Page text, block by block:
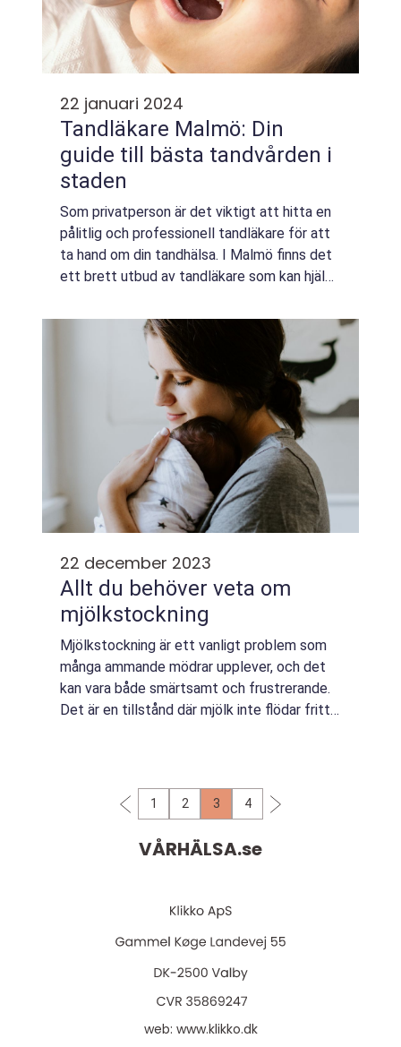
22 januari 2024
Tandläkare Malmö: Din
guide till bästa tandvården i
staden
Som privatperson är det viktigt att hitta en
pålitlig och professionell tandläkare för att
ta hand om din tandhälsa. I Malmö finns det
ett brett utbud av tandläkare som kan hjälpa
22 december 2023
Allt du behöver veta om
mjölkstockning
Mjölkstockning är ett vanligt problem som
många ammande mödrar upplever, och det
kan vara både smärtsamt och frustrerande.
Det är en tillstånd där mjölk inte flödar fritt
1 2 3 4
VÅRHÄLSA.se
web: www.klikko.dk